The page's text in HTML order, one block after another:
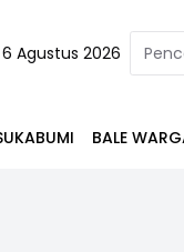
Agustus 2026
BALE